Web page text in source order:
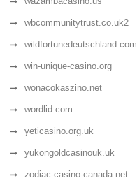
wbcommunitytrust.co.uk2
wildfortunedeutschland.com
win-unique-casino.org
wonacokaszino.net
wordlid.com
yeticasino.org.uk
yukongoldcasinouk.uk
zodiac-casino-canada.net